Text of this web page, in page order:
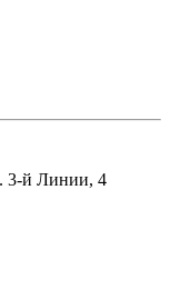
3-й Линии, 4